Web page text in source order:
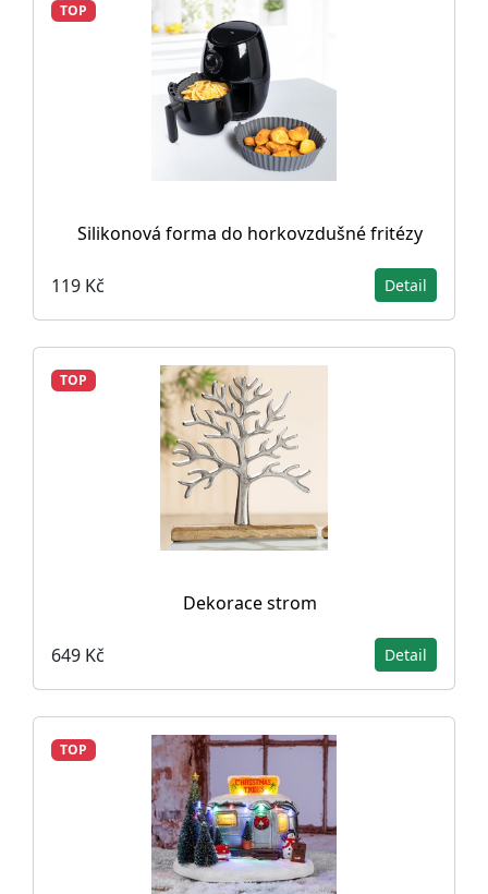
TOP
Silikonová forma do horkovzdušné fritézy
119 Kč Detail
TOP
Dekorace strom
649 Kč Detail
TOP